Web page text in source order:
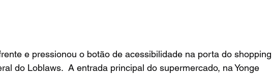
do Loblaws.  A entrada principal do supermercado, na Yonge